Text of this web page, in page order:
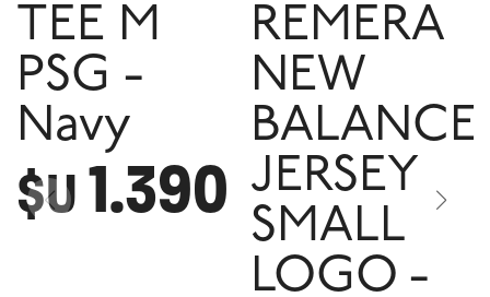
TEE M
PSG -
Navy
$U1.390
REMERA
NEW
BALANCE
JERSEY
SMALL
LOGO -